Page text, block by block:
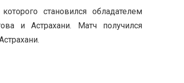
становился обладателем
и Астрахани. Матч получился